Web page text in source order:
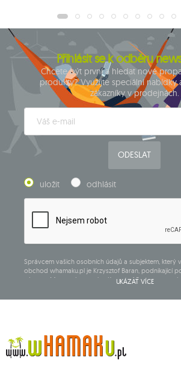
Přihlásit se k odběru
Chcete být první a hledat nové
produkty? Využijte speciální nabídky
zákazníky v prodejnách.
ODESLAT
uložit odhlásit
Správcem vašich osobních údajů a subjektem, který
obchod whamaku.pl je Krzysztof Baran, podnikající
názvem: Mouton Interactive Krzysztof Baran zapsaný
doby zrušení subskripce.
Přísluší vám právo k požádání o přístup k vašim
opravě, odstranění, omezení zpracování, podání
UKÁZAT VÍCE